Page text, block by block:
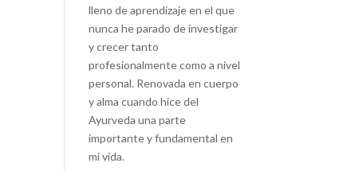
lleno de aprendizaje en el que
nunca he parado de investigar
y crecer tanto
profesionalmente como a nivel
personal. Renovada en cuerpo
y alma cuando hice del
Ayurveda una parte
importante y fundamental en
mi vida.